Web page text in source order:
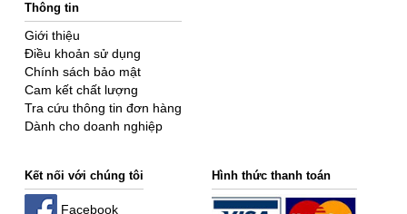
Thông tin
Giới thiệu
Điều khoản sử dụng
Chính sách bảo mật
Cam kết chất lượng
Tra cứu thông tin đơn hàng
Dành cho doanh nghiệp
Kết nối với chúng tôi
Facebook
Hình thức thanh toán